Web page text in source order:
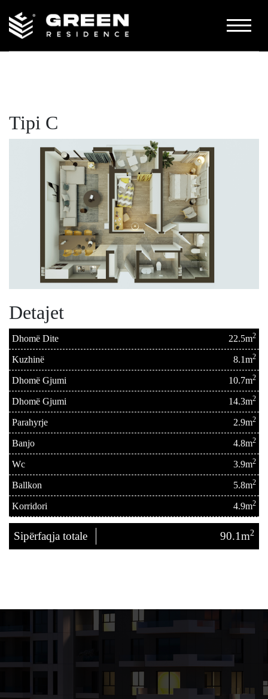
PËR NE
KATALOGU
NA KONTAKTONI
+383 48 444 422
Tipi C
Detajet
Dhomë Dite 22.5m2
Kuzhinë 8.1m2
Dhomë Gjumi 10.7m2
Dhomë Gjumi 14.3m2
Parahyrje 2.9m2
Banjo 4.8m2
Wc 3.9m2
Ballkon 5.8m2
Korridori 4.9m2
Sipërfaqja totale 90.1m2